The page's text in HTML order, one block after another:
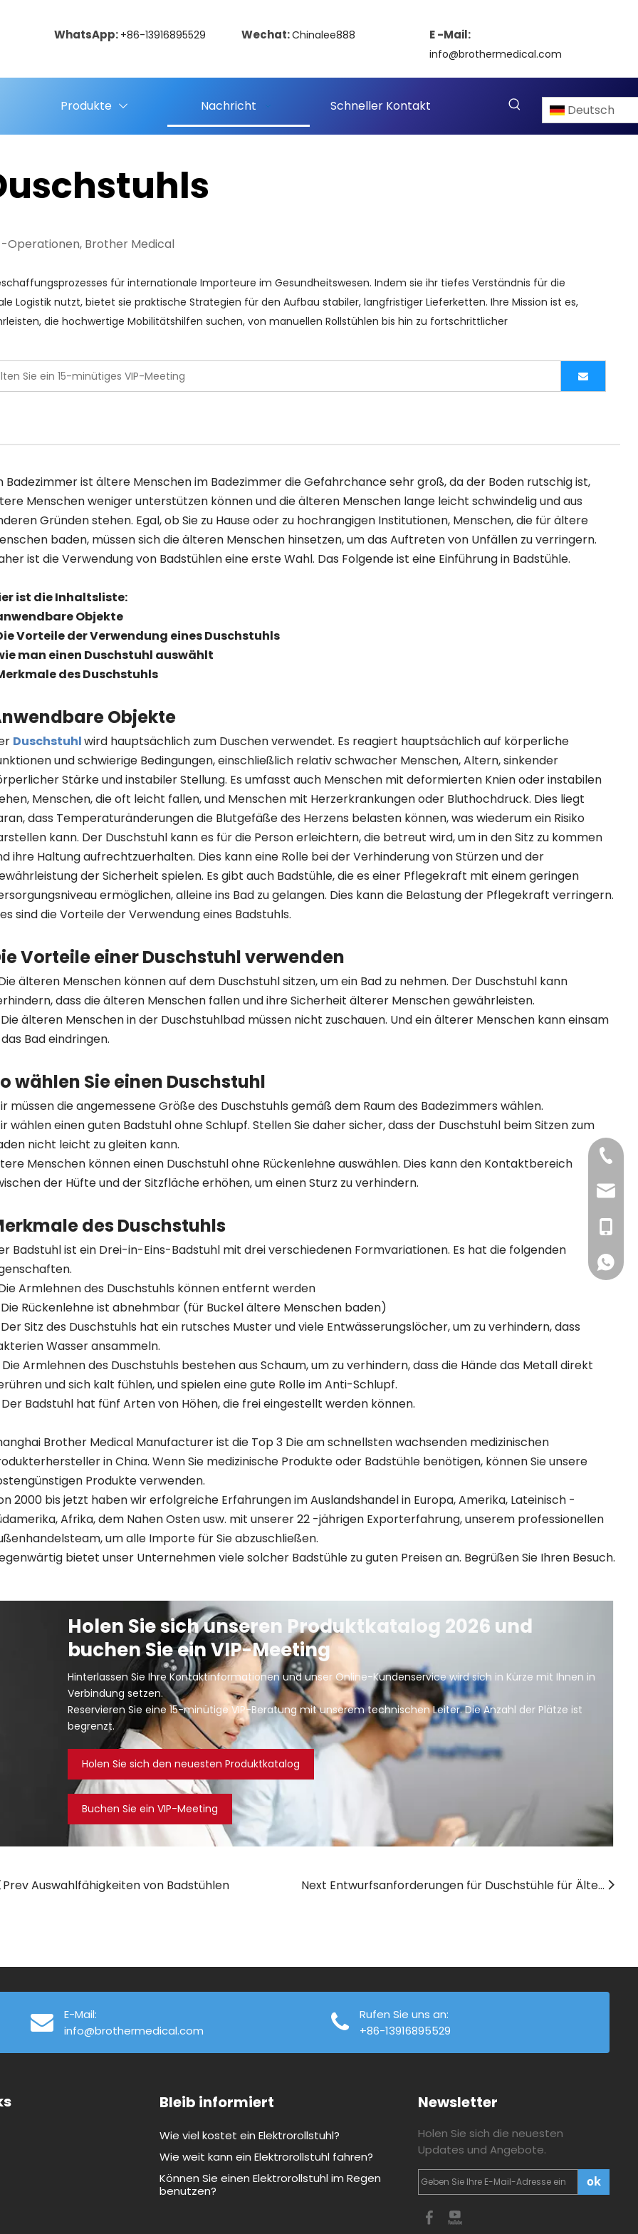
WhatsApp: +86-13916895529 Wechat:Chinalee888 E -Mail:
info@brothermedical.com
Produkte Nachricht Schneller Kontakt Deutsch
Operationen, Brother Medical
für internationale Importeure im Gesundheitswesen. Indem sie ihr tiefes Verständnis für die
Logistik nutzt, bietet sie praktische Strategien für den Aufbau stabiler, langfristiger Lieferketten. Ihre Mission ist es,
die hochwertige Mobilitätshilfen suchen, von manuellen Rollstühlen bis hin zu fortschrittlicher
Badezimmer ist ältere Menschen im Badezimmer die Gefahrchance sehr groß, da der Boden rutschig ist,
Menschen weniger unterstützen können und die älteren Menschen lange leicht schwindelig und aus
Gründen stehen. Egal, ob Sie zu Hause oder zu hochrangigen Institutionen, Menschen, die für ältere
baden, müssen sich die älteren Menschen hinsetzen, um das Auftreten von Unfällen zu verringern.
ist die Verwendung von Badstühlen eine erste Wahl. Das Folgende ist eine Einführung in Badstühle.
ist die Inhaltsliste:
Objekte
Vorteile der Verwendung eines Duschstuhls
man einen Duschstuhl auswählt
des Duschstuhls
Objekte
Duschstuhlwird hauptsächlich zum Duschen verwendet. Es reagiert hauptsächlich auf körperliche
und schwierige Bedingungen, einschließlich relativ schwacher Menschen, Altern, sinkender
Stärke und instabiler Stellung. Es umfasst auch Menschen mit deformierten Knien oder instabilen
Menschen, die oft leicht fallen, und Menschen mit Herzerkrankungen oder Bluthochdruck. Dies liegt
dass Temperaturänderungen die Blutgefäße des Herzens belasten können, was wiederum ein Risiko
kann. Der Duschstuhl kann es für die Person erleichtern, die betreut wird, um in den Sitz zu kommen
ihre Haltung aufrechtzuerhalten. Dies kann eine Rolle bei der Verhinderung von Stürzen und der
der Sicherheit spielen. Es gibt auch Badstühle, die es einer Pflegekraft mit einem geringen
ermöglichen, alleine ins Bad zu gelangen. Dies kann die Belastung der Pflegekraft verringern.
sind die Vorteile der Verwendung eines Badstuhls.
Vorteile einer Duschstuhl verwenden
Die älteren Menschen können auf dem Duschstuhl sitzen, um ein Bad zu nehmen. Der Duschstuhl kann
dass die älteren Menschen fallen und ihre Sicherheit älterer Menschen gewährleisten.
Die älteren Menschen in der Duschstuhlbad müssen nicht zuschauen. Und ein älterer Menschen kann einsam
Bad eindringen.
wählen Sie einen Duschstuhl
müssen die angemessene Größe des Duschstuhls gemäß dem Raum des Badezimmers wählen.
wählen einen guten Badstuhl ohne Schlupf. Stellen Sie daher sicher, dass der Duschstuhl beim Sitzen zum
nicht leicht zu gleiten kann.
Menschen können einen Duschstuhl ohne Rückenlehne auswählen. Dies kann den Kontaktbereich
der Hüfte und der Sitzfläche erhöhen, um einen Sturz zu verhindern.
des Duschstuhls
Badstuhl ist ein Drei-in-Eins-Badstuhl mit drei verschiedenen Formvariationen. Es hat die folgenden
Die Armlehnen des Duschstuhls können entfernt werden
Die Rückenlehne ist abnehmbar (für Buckel ältere Menschen baden)
Der Sitz des Duschstuhls hat ein rutsches Muster und viele Entwässerungslöcher, um zu verhindern, dass
Wasser ansammeln.
Die Armlehnen des Duschstuhls bestehen aus Schaum, um zu verhindern, dass die Hände das Metall direkt
und sich kalt fühlen, und spielen eine gute Rolle im Anti-Schlupf.
Der Badstuhl hat fünf Arten von Höhen, die frei eingestellt werden können.
Brother Medical Manufacturer ist die Top 3 Die am schnellsten wachsenden medizinischen
in China. Wenn Sie medizinische Produkte oder Badstühle benötigen, können Sie unsere
Produkte verwenden.
2000 bis jetzt haben wir erfolgreiche Erfahrungen im Auslandshandel in Europa, Amerika, Lateinisch -
Afrika, dem Nahen Osten usw. mit unserer 22 -jährigen Exporterfahrung, unserem professionellen
um alle Importe für Sie abzuschließen.
bietet unser Unternehmen viele solcher Badstühle zu guten Preisen an. Begrüßen Sie Ihren Besuch.
Holen Sie sich unseren Produktkatalog 2026 und
buchen Sie ein VIP-Meeting
Hinterlassen Sie Ihre Kontaktinformationen und unser Online-Kundenservice wird sich in Kürze mit Ihnen in
Verbindung setzen.
Reservieren Sie eine 15-minütige VIP-Beratung mit unserem technischen Leiter. Die Anzahl der Plätze ist
begrenzt.
Holen Sie sich den neuesten Produktkatalog
Buchen Sie ein VIP-Meeting
Prev Auswahlfähigkeiten von Badstühlen Next Entwurfsanforderungen für Duschstühle für Älteste
E-Mail:
info@brothermedical.com
Rufen Sie uns an:
+86-13916895529
Bleib informiert
Wie viel kostet ein Elektrorollstuhl?
Wie weit kann ein Elektrorollstuhl fahren?
Können Sie einen Elektrorollstuhl im Regen
benutzen?
Newsletter
Holen Sie sich die neuesten
Updates und Angebote.
ok
+86-
E-Mail